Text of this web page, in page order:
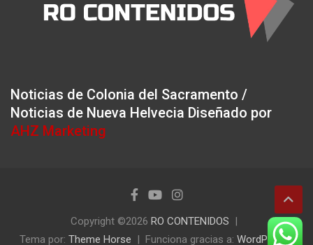
Noticias de Colonia del Sacramento /
Noticias de Nueva Helvecia Diseñado por
AHZ Marketing
Copyright ©2026 RO CONTENIDOS
Tema por: Theme Horse Funciona gracias a: WordPress